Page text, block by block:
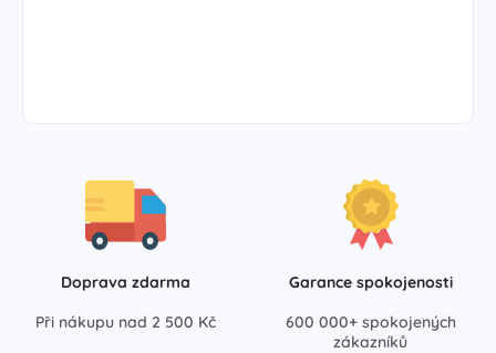
Doprava zdarma
Při nákupu nad 2 500 Kč
Garance spokojenosti
600 000+ spokojených
zákazníků